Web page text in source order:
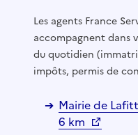
Les agents France
accompagnent dans
du quotidien
impôts, permis de
Mairie de
6 km